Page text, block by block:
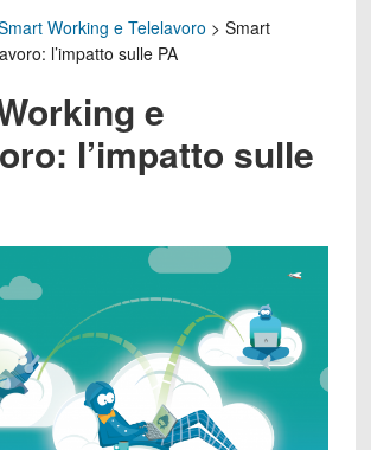
Working e Telelavoro > Smart
l’impatto sulle PA
e
l’impatto sulle